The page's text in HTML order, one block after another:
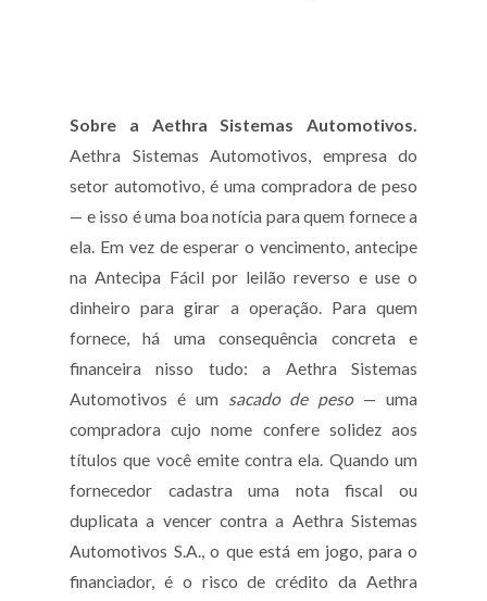
Sobre a Aethra Sistemas Automotivos.
Aethra Sistemas Automotivos, empresa do
setor automotivo, é uma compradora de peso
— e isso é uma boa notícia para quem fornece a
ela. Em vez de esperar o vencimento, antecipe
na Antecipa Fácil por leilão reverso e use o
dinheiro para girar a operação. Para quem
fornece, há uma consequência concreta e
financeira nisso tudo: a Aethra Sistemas
Automotivos é um sacado de peso— uma
compradora cujo nome confere solidez aos
títulos que você emite contra ela. Quando um
fornecedor cadastra uma nota fiscal ou
duplicata a vencer contra a Aethra Sistemas
Automotivos S.A., o que está em jogo, para o
financiador, é o risco de crédito da Aethra